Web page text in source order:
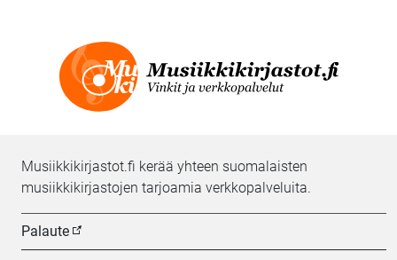
Musiikkikirjastot.fi kerää yhteen suomalaisten
musiikkikirjastojen tarjoamia verkkopalveluita.
Palaute